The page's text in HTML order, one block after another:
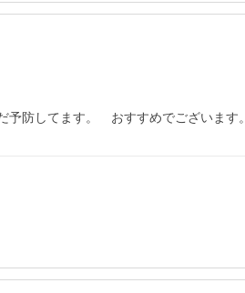
防してます。　おすすめでございます。